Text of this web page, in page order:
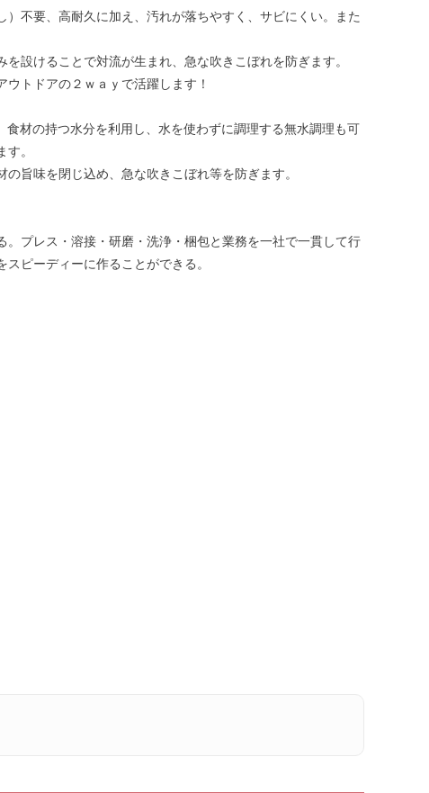
不要、高耐久に加え、汚れが落ちやすく、サビにくい。また
設けることで対流が生まれ、急な吹きこぼれを防ぎます。
トドアの２ｗａｙで活躍します！
材の持つ水分を利用し、水を使わずに調理する無水調理も可
。
旨味を閉じ込め、急な吹きこぼれ等を防ぎます。
プレス・溶接・研磨・洗浄・梱包と業務を一社で一貫して行
ピーディーに作ることができる。